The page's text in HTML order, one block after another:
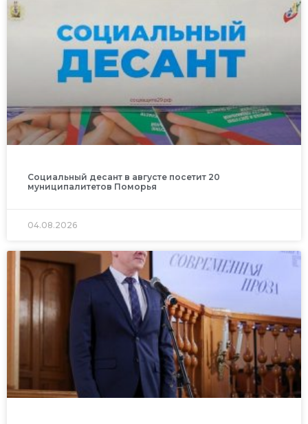
Социальный десант в августе посетит 20
муниципалитетов Поморья
04.08.2026